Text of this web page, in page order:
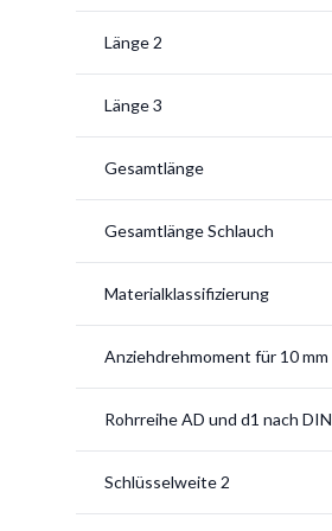
Länge 2
Länge 3
Gesamtlänge
Gesamtlänge Schlauch
Materialklassifizierung
Anziehdrehmoment für 10 mm
Rohrreihe AD und d1 nach DIN
Schlüsselweite 2